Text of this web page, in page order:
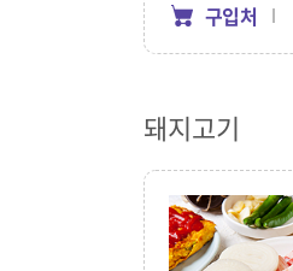
구입처
돼지고기